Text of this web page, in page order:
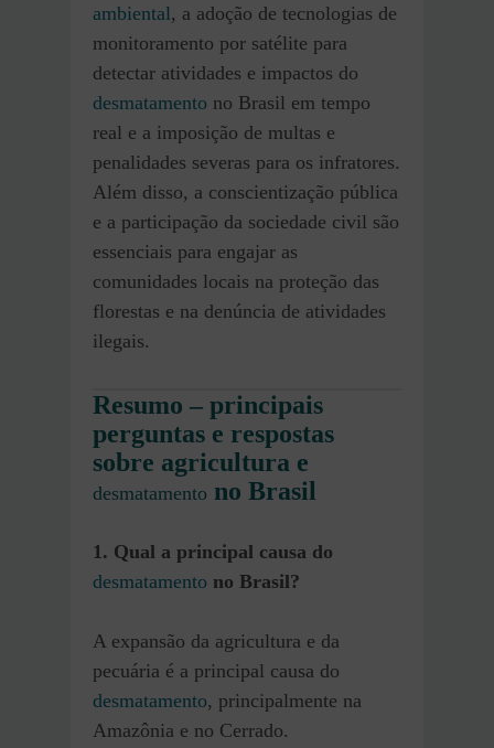
ambiental, a adoção de tecnologias de
monitoramento por satélite para
detectar atividades e impactos do
desmatamento no Brasil em tempo
real e a imposição de multas e
penalidades severas para os infratores.
Além disso, a conscientização pública
e a participação da sociedade civil são
essenciais para engajar as
comunidades locais na proteção das
florestas e na denúncia de atividades
ilegais.
Resumo – principais
perguntas e respostas
sobre agricultura e
desmatamento no Brasil
1. Qual a principal causa do
desmatamento no Brasil?
A expansão da agricultura e da
pecuária é a principal causa do
desmatamento, principalmente na
Amazônia e no Cerrado.